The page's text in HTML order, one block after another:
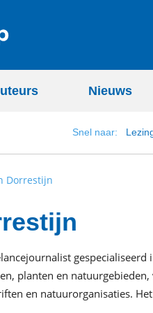
Nieuws
Snel naar:
Dorrestijn
planten en
en natuurorganisaties.